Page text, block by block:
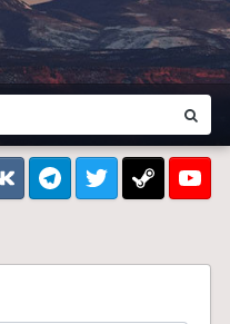
VK TelegramTwitter Steam